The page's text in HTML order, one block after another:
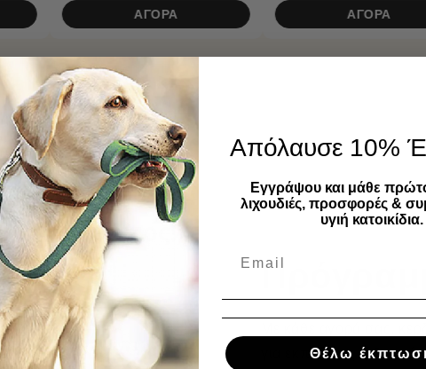
Με κάθε αγορά σας,
για εκπτώσεις ή
Απόλαυσε 10%
Εγγράψου και μάθε
λιχουδιές, προσφορές &
υγιή κατοικίδια.
Θέλω